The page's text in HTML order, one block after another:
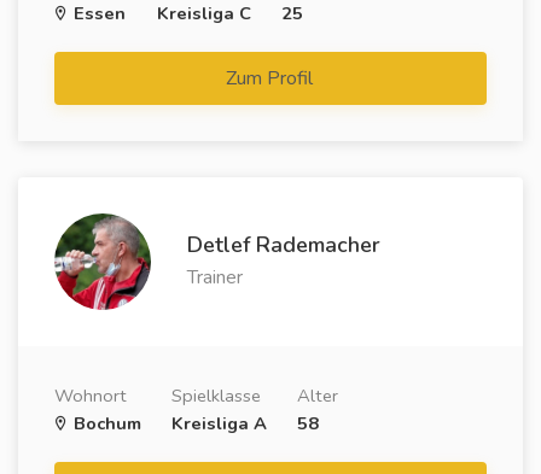
Essen
Kreisliga C
25
Zum Profil
Detlef Rademacher
Trainer
Wohnort
Bochum
Spielklasse
Kreisliga A
Alter
58